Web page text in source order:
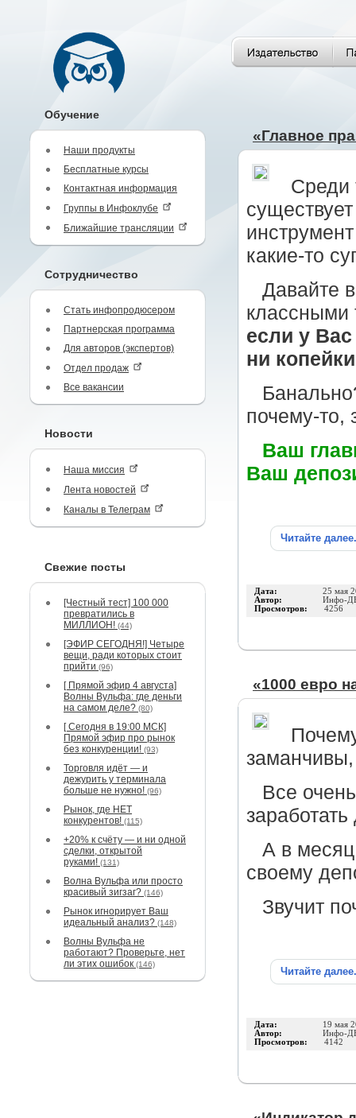
Обучение
Наши продукты
Бесплатные курсы
Контактная информация
Группы в Инфоклубе
Ближайшие трансляции
Сотрудничество
Стать инфопродюсером
Партнерская программа
Для авторов (экспертов)
Отдел продаж
Все вакансии
Новости
Наша миссия
Лента новостей
Каналы в Телеграм
Свежие посты
[Честный тест] 100 000
превратились в
МИЛЛИОН! (44)
[ЭФИР СЕГОДНЯ!] Четыре
вещи, ради которых стоит
прийти (96)
[ Прямой эфир 4 августа]
Волны Вульфа: где деньги
на самом деле? (80)
[ Сегодня в 19:00 МСК]
Прямой эфир про рынок
без конкуренции! (93)
Торговля идёт — и
дежурить у терминала
больше не нужно! (96)
Рынок, где НЕТ
конкурентов! (115)
+20% к счёту — и ни одной
сделки, открытой
руками! (131)
Волна Вульфа или просто
красивый зигзаг? (146)
Рынок игнорирует Ваш
идеальный анализ? (148)
Волны Вульфа не
работают? Проверьте, нет
ли этих ошибок (146)
«Главное
Среди
какие-то
Давайте
классными
если у
ни
почему-то,
Ваш
Ваш
Читайте
Дата: 25 мая
Автор: Инфо-
Просмотров: 4256
«1000 евро
Все
А в
своему
Звучит
Читайте
Дата: 19 мая
Автор: Инфо-
Просмотров: 4142